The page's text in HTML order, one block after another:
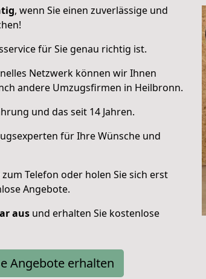
, wenn Sie einen zuverlässige und
für Sie genau richtig ist.
Netzwerk können wir Ihnen
andere Umzugsfirmen in Heilbronn.
und das seit 14 Jahren.
für Ihre Wünsche und
Telefon oder holen Sie sich erst
Angebote.
aus und erhalten Sie kostenlose
Angebote erhalten